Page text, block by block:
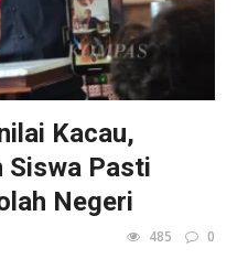
Kacau,
Siswa Pasti
Negeri
485 0